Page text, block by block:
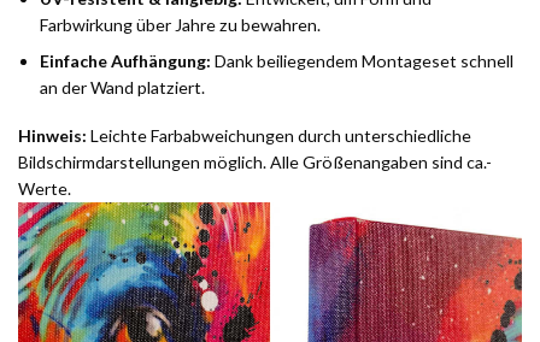
Farbwirkung über Jahre zu bewahren.
Einfache Aufhängung: Dank beiliegendem Montageset schnell
an der Wand platziert.
Hinweis: Leichte Farbabweichungen durch unterschiedliche
Bildschirmdarstellungen möglich. Alle Größenangaben sind ca.-
Werte.